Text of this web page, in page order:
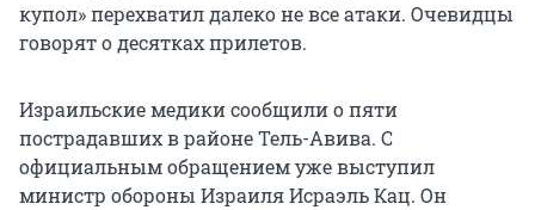
купол» перехватил далеко не все атаки. Очевидцы
говорят о десятках прилетов.
Израильские медики сообщили о пяти
пострадавших в районе Тель-Авива. С
официальным обращением уже выступил
министр обороны Израиля Исраэль Кац. Он